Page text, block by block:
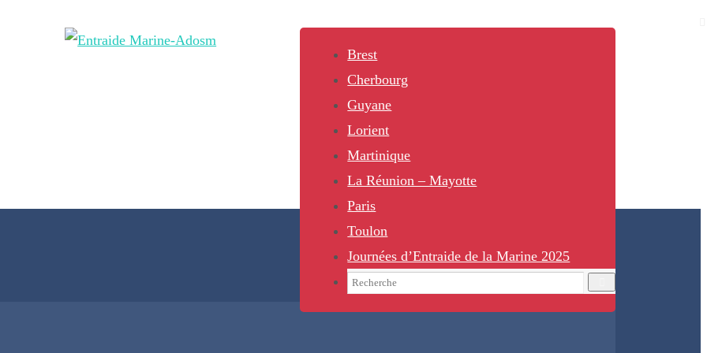
Brest
Cherbourg
Guyane
Lorient
Martinique
La Réunion – Mayotte
Paris
Toulon
Journées d’Entraide de la Marine 2025
Search